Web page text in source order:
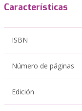
Características
ISBN
Número de páginas
Edición